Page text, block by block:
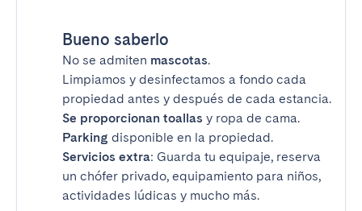
Bueno saberlo
No se admiten mascotas.
Limpiamos y desinfectamos a fondo cada
propiedad antes y después de cada estancia.
Se proporcionan toallas y ropa de cama.
Parking disponible en la propiedad.
Servicios extra: Guarda tu equipaje, reserva
un chófer privado, equipamiento para niños,
actividades lúdicas y mucho más.